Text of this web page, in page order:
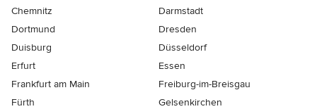
Chemnitz
Darmstadt
Dortmund
Dresden
Duisburg
Düsseldorf
Erfurt
Essen
Frankfurt am Main
Freiburg-im-Breisgau
Fürth
Gelsenkirchen